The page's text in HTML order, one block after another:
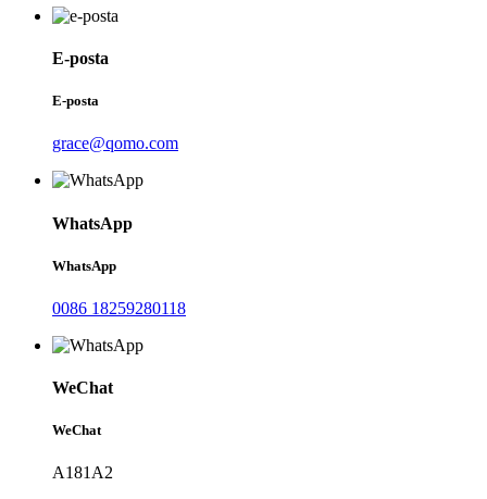
E-posta
E-posta
grace@qomo.com
WhatsApp
WhatsApp
0086 18259280118
WeChat
WeChat
A181A2